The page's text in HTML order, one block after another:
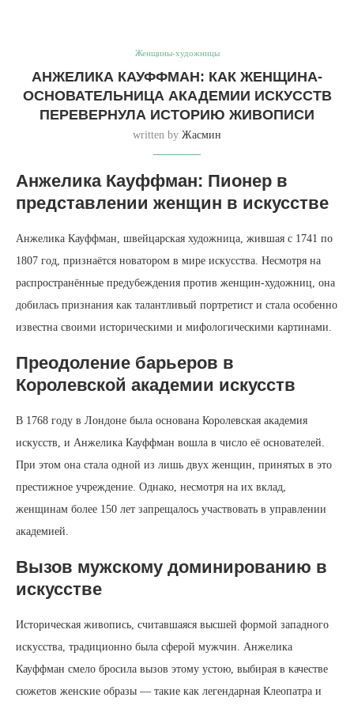
Женщины-художницы
АНЖЕЛИКА КАУФФМАН: КАК ЖЕНЩИНА-
ОСНОВАТЕЛЬНИЦА АКАДЕМИИ ИСКУССТВ
ПЕРЕВЕРНУЛА ИСТОРИЮ ЖИВОПИСИ
written by Жасмин
Анжелика Кауффман: Пионер в
представлении женщин в искусстве
Анжелика Кауффман, швейцарская художница, жившая с 1741 по
1807 год, признаётся новатором в мире искусства. Несмотря на
распространённые предубеждения против женщин-художниц, она
добилась признания как талантливый портретист и стала особенно
известна своими историческими и мифологическими картинами.
Преодоление барьеров в
Королевской академии искусств
В 1768 году в Лондоне была основана Королевская академия
искусств, и Анжелика Кауффман вошла в число её основателей.
При этом она стала одной из лишь двух женщин, принятых в это
престижное учреждение. Однако, несмотря на их вклад,
женщинам более 150 лет запрещалось участвовать в управлении
академией.
Вызов мужскому доминированию в
искусстве
Историческая живопись, считавшаяся высшей формой западного
искусства, традиционно была сферой мужчин. Анжелика
Кауффман смело бросила вызов этому устою, выбирая в качестве
сюжетов женские образы — такие как легендарная Клеопатра и